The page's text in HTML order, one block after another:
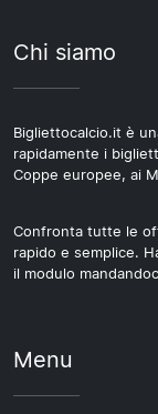
Chi siamo
Bigliettocalcio.it è
rapidamente i
Coppe europee, ai
Confronta tutte le
rapido e semplice.
il modulo
Menu